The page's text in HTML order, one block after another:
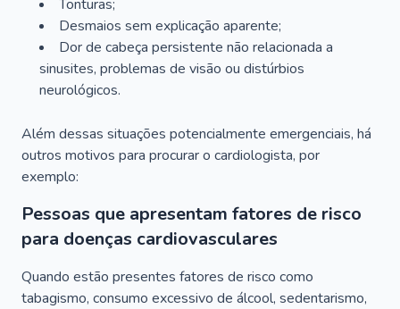
Tonturas;
Desmaios sem explicação aparente;
Dor de cabeça persistente não relacionada a
sinusites, problemas de visão ou distúrbios
neurológicos.
Além dessas situações potencialmente emergenciais, há
outros motivos para procurar o cardiologista, por
exemplo:
Pessoas que apresentam fatores de risco
para doenças cardiovasculares
Quando estão presentes fatores de risco como
tabagismo, consumo excessivo de álcool, sedentarismo,